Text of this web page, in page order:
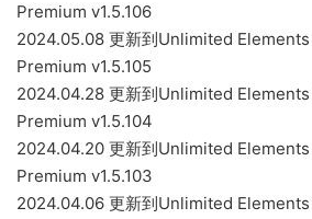
Premium v1.5.106
2024.05.08 更新到Unlimited
Premium v1.5.105
2024.04.28 更新到Unlimited
Premium v1.5.104
2024.04.20 更新到Unlimited
Premium v1.5.103
2024.04.06 更新到Unlimited